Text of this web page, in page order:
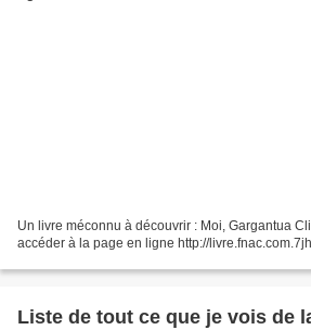
Un livre méconnu à découvrir : Moi, Gargantua
accéder à la page en ligne http://
Liste de tout ce que je vois de